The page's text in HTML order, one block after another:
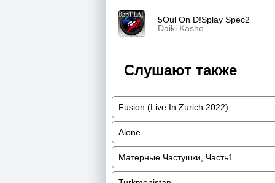
5Oul On D!Splay Spec2
Daiki Kasho
Слушают также
Fusion (Live In Zurich 2022)
Alone
Матерные Частушки, Часть1